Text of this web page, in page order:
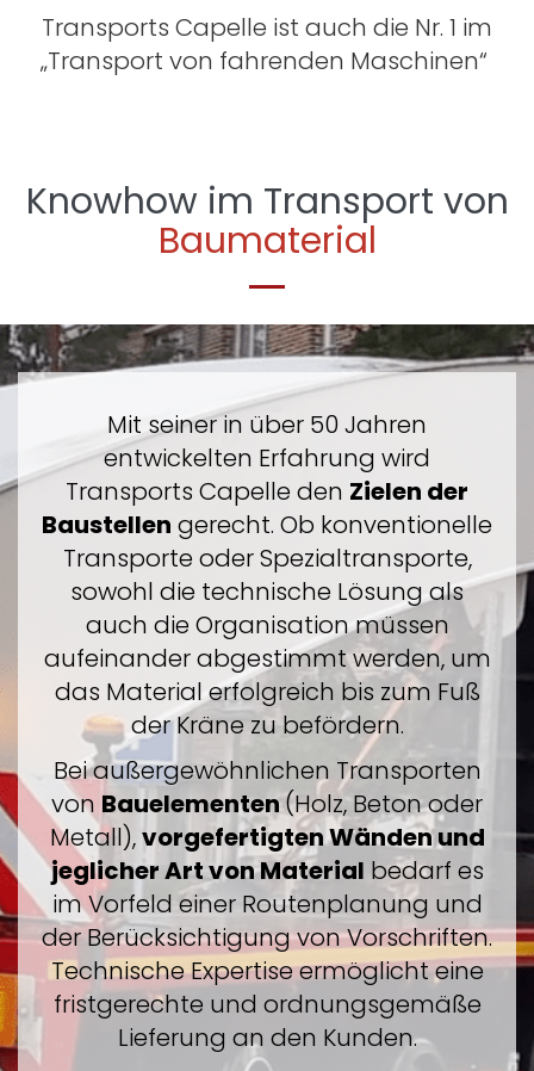
Transports Capelle ist auch die Nr. 1 im
„Transport von fahrenden Maschinen“
Knowhow im Transport von
Baumaterial
Mit seiner in über 50 Jahren
entwickelten Erfahrung wird
Transports Capelle den Zielen der
Baustellen gerecht. Ob konventionelle
Transporte oder Spezialtransporte,
sowohl die technische Lösung als
auch die Organisation müssen
aufeinander abgestimmt werden, um
das Material erfolgreich bis zum Fuß
der Kräne zu befördern.
Bei außergewöhnlichen Transporten
von Bauelementen(Holz, Beton oder
Metall),vorgefertigten Wänden und
jeglicher Art von Material bedarf es
im Vorfeld einer Routenplanung und
der Berücksichtigung von Vorschriften.
Technische Expertise ermöglicht eine
fristgerechte und ordnungsgemäße
Lieferung an den Kunden.